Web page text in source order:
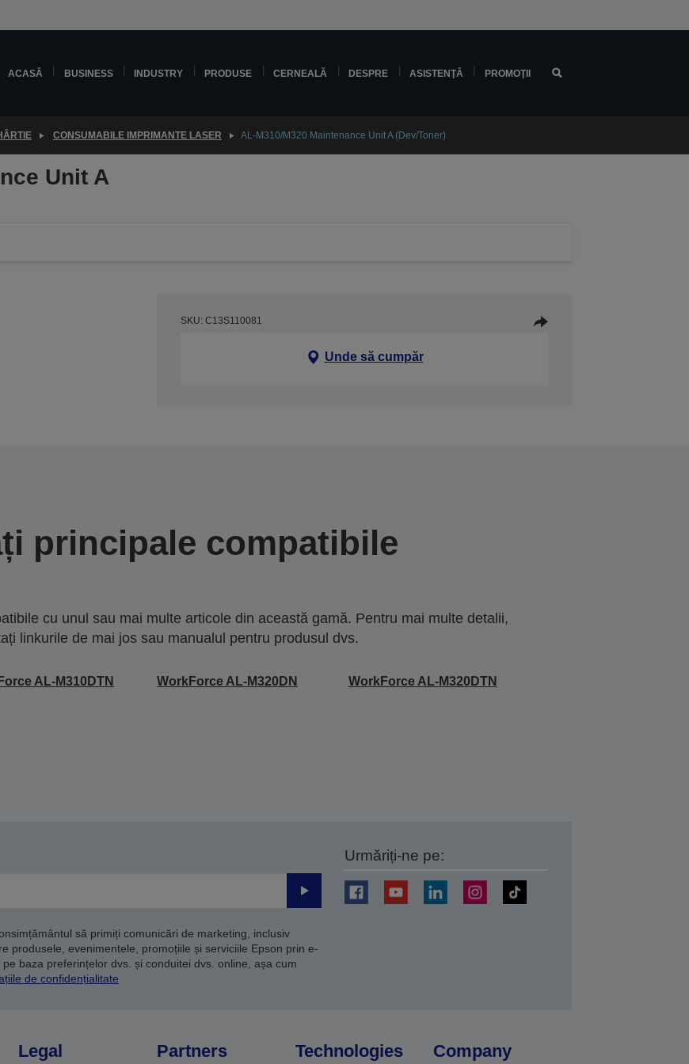
ACASĂ BUSINESS INDUSTRY PRODUSE CERNEALĂ DESPRE ASISTENŢĂ PROMOŢII
CONSUMABILE IMPRIMANTE LASER AL-M310/M320 Maintenance Unit A (Dev/Toner)
Unit A
SKU: C13S110081
Unde să cumpăr
principale compatibile
cu unul sau mai multe articole din această gamă. Pentru mai multe detalii,
linkurile de mai jos sau manualul pentru produsul dvs.
AL-M310DTN WorkForce AL-M320DN WorkForce AL-M320DTN
Trimiteți
să primiți comunicări de marketing, inclusiv
produsele, evenimentele, promoțiile și serviciile Epson prin e-
baza preferințelor dvs. și conduitei dvs. online, așa cum
de confidențialitate
Urmăriți-ne pe:
Legal Partners Technologies Company